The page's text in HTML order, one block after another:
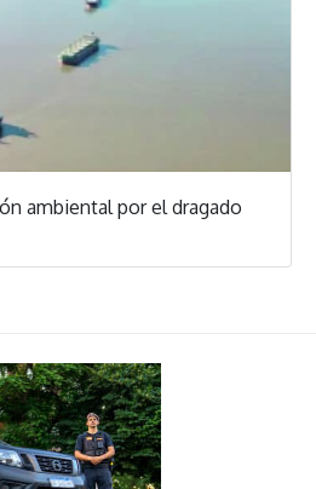
ambiental por el dragado